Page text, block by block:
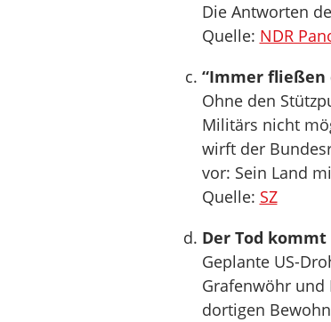
Die Antworten
Quelle: NDR
“Immer fließen
Ohne den
Militärs nicht
wirft der
vor: Sein Land
Quelle: SZ
Der Tod
Geplante US-
Grafenwöhr und
dortigen